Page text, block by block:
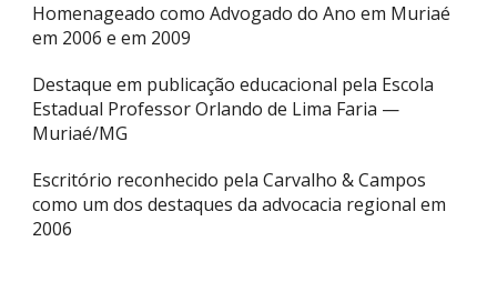
Homenageado como Advogado do Ano em Muriaé
em 2006 e em 2009
Destaque em publicação educacional pela Escola
Estadual Professor Orlando de Lima Faria —
Muriaé/MG
Escritório reconhecido pela Carvalho & Campos
como um dos destaques da advocacia regional em
2006